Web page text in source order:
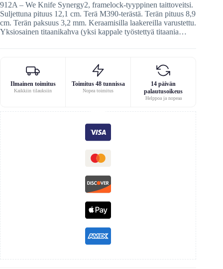
912A – We Knife Synergy2, framelock-tyyppinen taittoveitsi.
Suljettuna pituus 12,1 cm. Terä M390-terästä. Terän pituus 8,9
cm. Terän paksuus 3,2 mm. Keraamisilla laakereilla varustettu.
Yksiosainen titaanikahva (yksi kappale työstettyä titaania…
Ilmainen toimitus
Kaikkiin tilauksiin
Toimitus 48 tunnissa
Nopea toimitus
14 päivän
palautusoikeus
Helppoa ja nopeaa